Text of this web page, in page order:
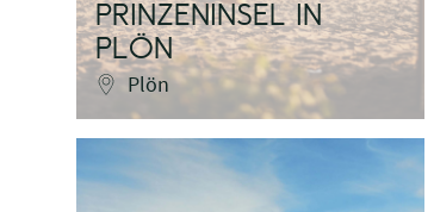
PRINZENINSEL IN
PLÖN
Plön